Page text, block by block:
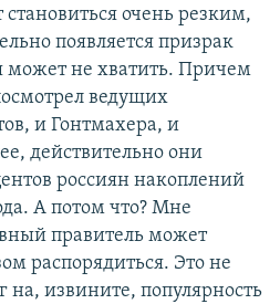
становиться очень резким,
появляется призрак
может не хватить. Причем
ведущих
и Гонтмахера, и
действительно они
россиян накоплений
А потом что? Мне
правитель может
распорядиться. Это не
на, извините, популярность